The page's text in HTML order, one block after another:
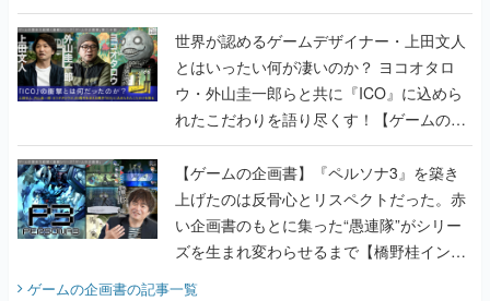
世界が認めるゲームデザイナー・上田文人
とはいったい何が凄いのか？ ヨコオタロ
ウ・外山圭一郎らと共に『ICO』に込めら
れたこだわりを語り尽くす！【ゲームの企
画書】
【ゲームの企画書】『ペルソナ3』を築き
上げたのは反骨心とリスペクトだった。赤
い企画書のもとに集った“愚連隊”がシリー
ズを生まれ変わらせるまで【橋野桂インタ
ビュー】
ゲームの企画書の記事一覧